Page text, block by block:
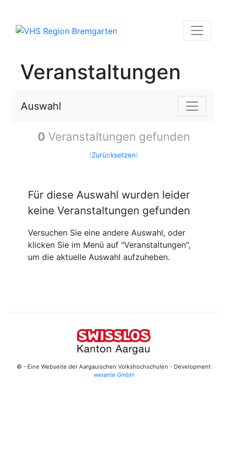
Veranstaltungen
Auswahl
0 Veranstaltungen gefunden
(Zurücksetzen)
Für diese Auswahl wurden leider
keine Veranstaltungen gefunden
Versuchen Sie eine andere Auswahl, oder
klicken Sie im Menü auf "Veranstaltungen",
um die aktuelle Auswahl aufzuheben.
© - Eine Webseite der Aargauischen Volkshochschulen - Development
welante GmbH